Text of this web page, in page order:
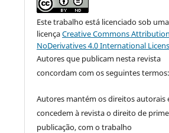
Este trabalho está licenciado sob uma
licençaCreative Commons
NoDerivatives 4.0 International
Autores que publicam nesta revista
concordam com os seguintes termos:
Autores mantém os direitos autorais
concedem à revista o direito de
publicação, com o trabalho